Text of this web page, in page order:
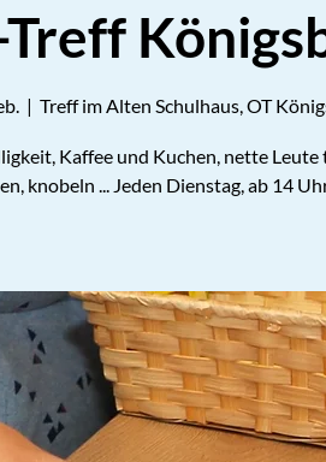
  |
Treff im Alten Schulhaus, OT
Kaffee und Kuchen, nette Leute
knobeln ... Jeden Dienstag, ab 14